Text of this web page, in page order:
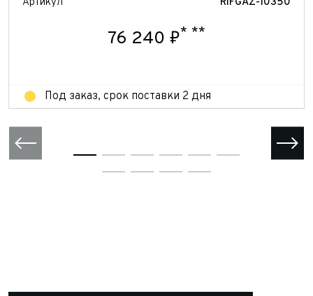
76 240 ₽* **
Под заказ, срок поставки 2 дня
Отправить